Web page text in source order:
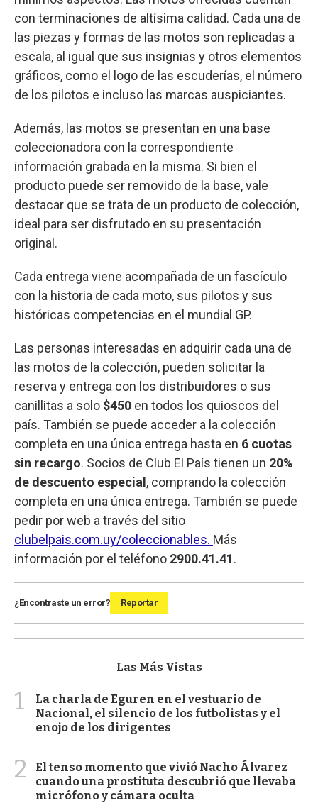
con terminaciones de altísima calidad. Cada una de
las piezas y formas de las motos son replicadas a
escala, al igual que sus insignias y otros elementos
gráficos, como el logo de las escuderías, el número
de los pilotos e incluso las marcas auspiciantes.
Además, las motos se presentan en una base
coleccionadora con la correspondiente
información grabada en la misma. Si bien el
producto puede ser removido de la base, vale
destacar que se trata de un producto de colección,
ideal para ser disfrutado en su presentación
original.
Cada entrega viene acompañada de un fascículo
con la historia de cada moto, sus pilotos y sus
históricas competencias en el mundial GP.
Las personas interesadas en adquirir cada una de
las motos de la colección, pueden solicitar la
reserva y entrega con los distribuidores o sus
canillitas a solo $450 en todos los quioscos del
país. También se puede acceder a la colección
completa en una única entrega hasta en 6 cuotas
sin recargo. Socios de Club El País tienen un 20%
de descuento especial , comprando la colección
completa en una única entrega. También se puede
pedir por web a través del sitio
clubelpais.com.uy/coleccionables. Más
información por el teléfono 2900.41.41.
¿Encontraste un error? Reportar
Las Más Vistas
1
La charla de Eguren en el vestuario de
Nacional, el silencio de los futbolistas y el
enojo de los dirigentes
2
El tenso momento que vivió Nacho Álvarez
cuando una prostituta descubrió que llevaba
micrófono y cámara oculta